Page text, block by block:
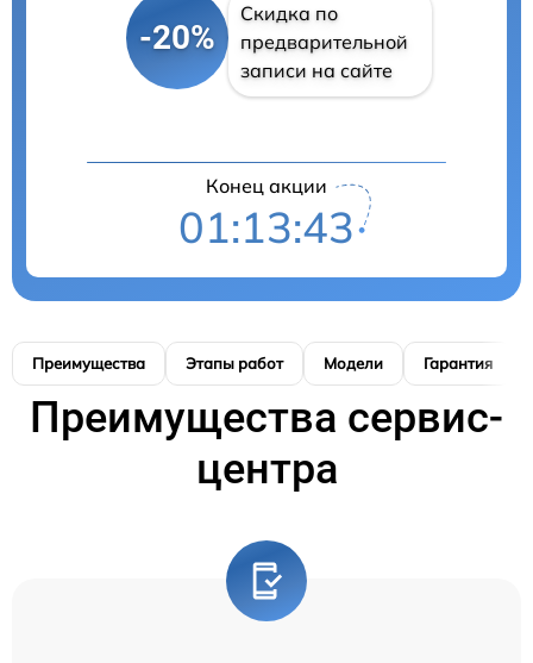
-20%
Скидка по
предварительной
записи на сайте
Конец акции
01:13:42
Преимущества Этапы работ Модели Гарантия
Преимущества сервис-
центра